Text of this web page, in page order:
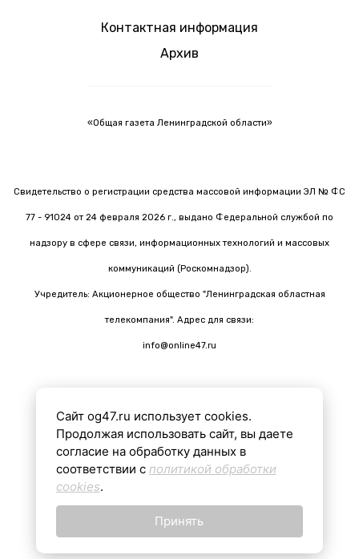
Контактная информация
Архив
«Общая газета Ленинградской области»
Свидетельство о регистрации средства массовой информации ЭЛ № ФС
77 - 91024 от 24 февраля 2026 г., выдано Федеральной службой по
надзору в сфере связи, информационных технологий и массовых
коммуникаций (Роскомнадзор).
Учредитель: Акционерное общество "Ленинградская областная
телекомпания". Адрес для связи:
info@online47.ru
Все материалы на сайте подготовлены с помощью ИИ
16+
Сайт og47.ru использует cookies.
Продолжая использовать сайт, вы даете
согласие на обработку данных в
соответствии с политикой обработки
cookies.
Принять